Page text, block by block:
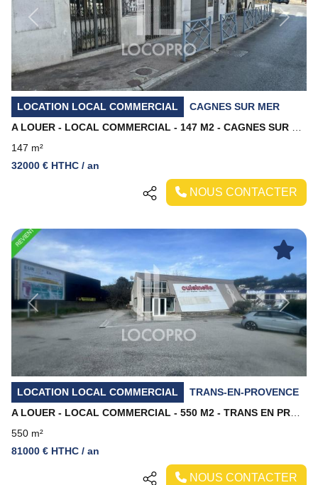
Previous Next
LOCATION LOCAL COMMERCIAL
CAGNES SUR MER
147 m²
32000 € HTHC / an
NOUS CONTACTER
Previous Next
LOCATION LOCAL COMMERCIAL
TRANS-EN-PROVENCE
550 m²
81000 € HTHC / an
NOUS CONTACTER